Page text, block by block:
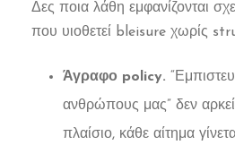
Δες ποια λάθη εμφανίζονται
που υιοθετεί bleisure χωρίς
Άγραφο policy.
ανθρώπους μας” δεν
πλαίσιο, κάθε αίτημα